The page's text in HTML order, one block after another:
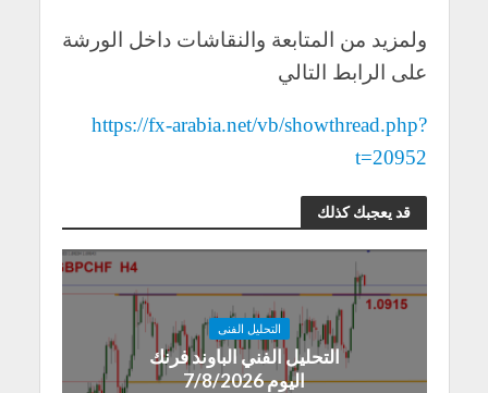
ولمزيد من المتابعة والنقاشات داخل الورشة
على الرابط التالي
https://fx-arabia.net/vb/showthread.php?
t=20952
قد يعجبك كذلك
التحليل الفنى
التحليل الفني الباوند فرنك
اليوم 7/8/2026